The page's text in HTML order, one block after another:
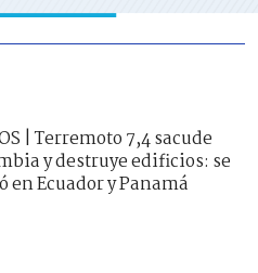
| Terremoto 7,4 sacude
y destruye edificios: se
en Ecuador y Panamá